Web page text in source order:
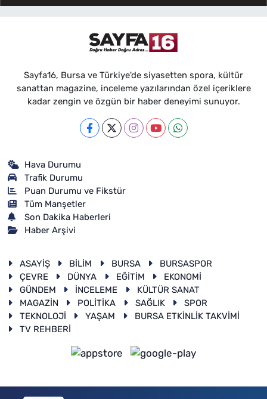
Sayfa16, Bursa ve Türkiye'de siyasetten spora, kültür
sanattan magazine, inceleme yazılarından özel içeriklere
kadar zengin ve özgün bir haber deneyimi sunuyor.
Hava Durumu
Trafik Durumu
Puan Durumu ve Fikstür
Tüm Manşetler
Son Dakika Haberleri
Haber Arşivi
ASAYİŞ BİLİM BURSA
BURSASPOR
ÇEVRE
DÜNYA EĞİTİM
EKONOMİ
GÜNDEM
İNCELEME
KÜLTÜR SANAT
MAGAZİN
POLİTİKA SAĞLIK
SPOR
TEKNOLOJİ
YAŞAM
BURSA ETKİNLİK TAKVİMİ
TV REHBERİ